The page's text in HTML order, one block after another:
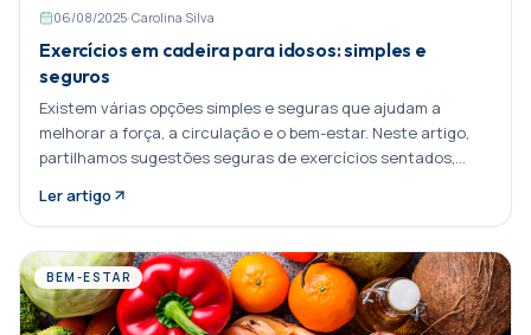
06/08/2025·Carolina Silva
Exercícios em cadeira para idosos: simples e
seguros
Existem várias opções simples e seguras que ajudam a
melhorar a força, a circulação e o bem-estar. Neste artigo,
partilhamos sugestões seguras de exercícios sentados,
Ler artigo
BEM-ESTAR